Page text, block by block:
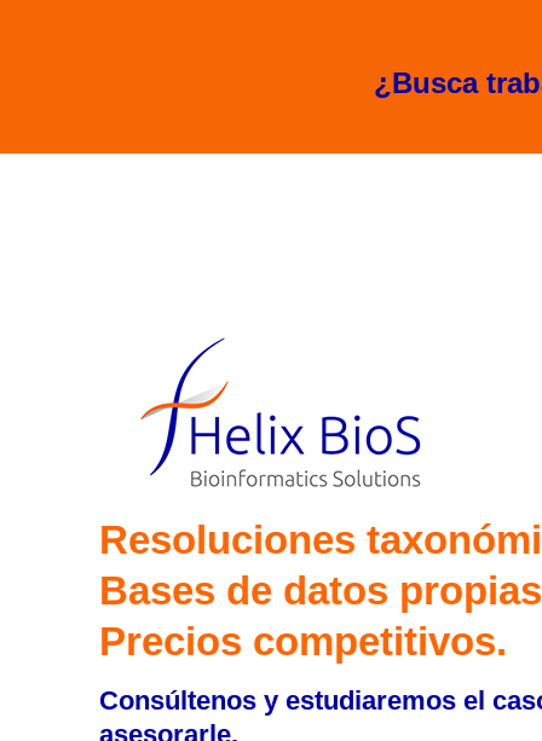
¿Busca
Resoluciones
Bases de datos
Precios competitivos.
Consúltenos y estudiaremos el
asesorarle.